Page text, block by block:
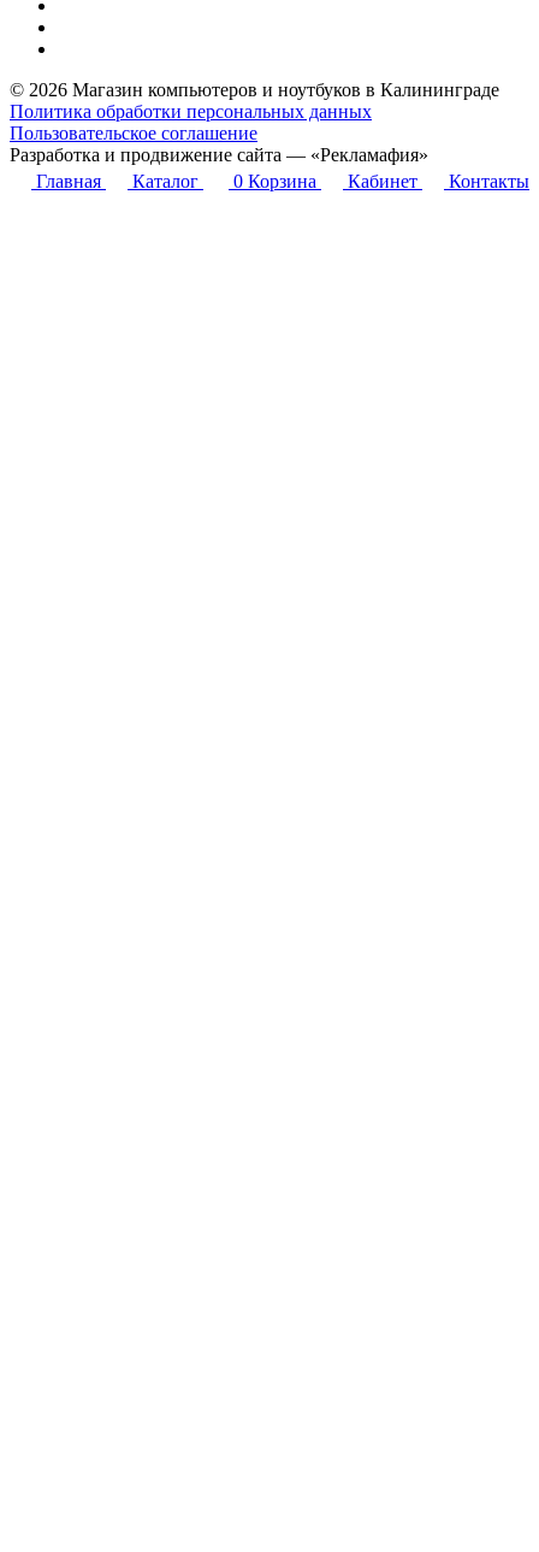
© 2026 Магазин компьютеров и ноутбуков в Калининграде
Политика обработки персональных данных
Пользовательское соглашение
Разработка и продвижение сайта — «Рекламафия»
Главная
Каталог 0 Корзина Кабинет Контакты